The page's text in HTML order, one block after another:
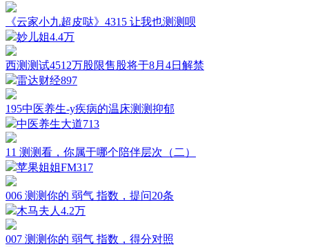
《云家小九超皮哒》4315 让我也测测呗
妙儿姐4.4万
西测测试4512万股限售股将于8月4日解禁
雷达财经897
195中医养生-y疾病的温床测测抑郁
中医养生大道713
11 测测看，你属于哪个陪伴层次（二）
苹果姐姐FM317
006 测测你的 弱气 指数，提问20条
木马夫人 4.2万
007 测测你的 弱气 指数，得分对照